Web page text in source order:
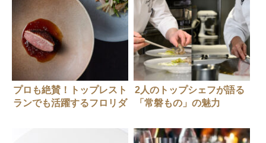
プロも絶賛！トップレスト
ランでも活躍するフロリダ
2人のトップシェフが語る
「常磐もの」の魅力